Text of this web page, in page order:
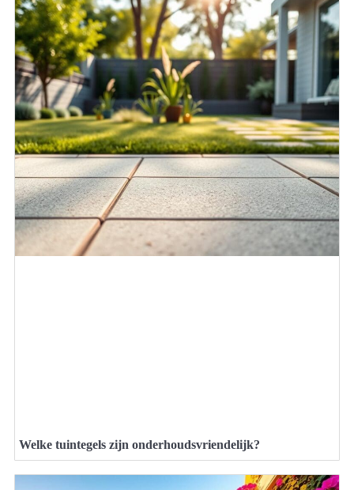
Welke tuintegels zijn onderhoudsvriendelijk?